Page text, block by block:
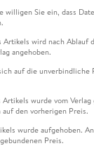
willigen Sie ein, dass
Artikels wird nach Ablauf
angehoben.
auf die unverbindliche
wurde vom Verlag
den vorherigen Preis.
wurde aufgehoben.
Preis.